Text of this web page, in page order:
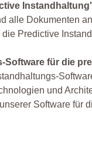
alle Dokumenten
Predictive
Software für die
und
Software für